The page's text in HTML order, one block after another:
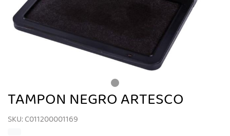
TAMPON NEGRO ARTESCO
SKU: C011200001169